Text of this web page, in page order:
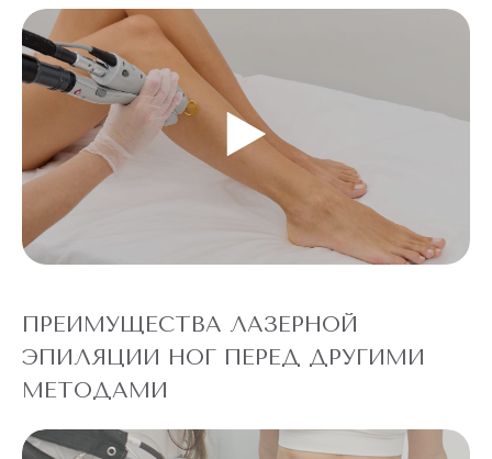
ПРЕИМУЩЕСТВА ЛАЗЕРНОЙ
ЭПИЛЯЦИИ НОГ ПЕРЕД ДРУГИМИ
МЕТОДАМИ